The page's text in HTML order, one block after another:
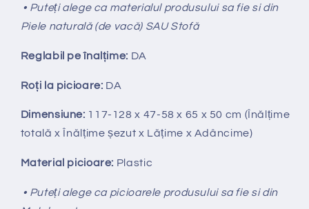
• Puteți alege ca materialul produsului sa fie si din
Piele naturală (de vacă) SAU Stofă
Reglabil peînal țime: DA
Roți la picioare: DA
Dimensiune: 117-128x 47-58 x 65 x 50 cm (Înălțime
totală x Înălțimeșezut x Lățime x Adâncime)
Material picioare: Plastic
• Puteți alege ca picioarele produsului sa fie si din